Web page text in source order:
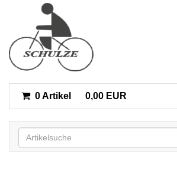
0 Artikel 0,00 EUR